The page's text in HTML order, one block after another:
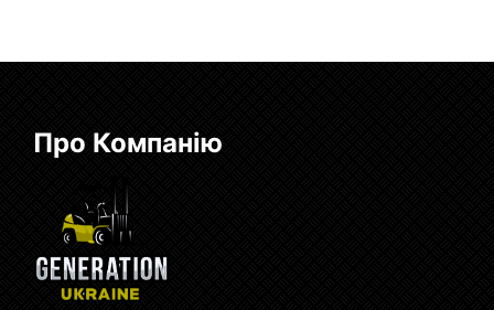
Про Компанію